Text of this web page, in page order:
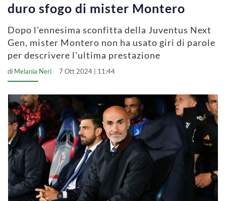
duro sfogo di mister Montero
Dopo l'ennesima sconfitta della Juventus Next
Gen, mister Montero non ha usato giri di parole
per descrivere l'ultima prestazione
di Melania Neri 7 Ott 2024 | 11:44